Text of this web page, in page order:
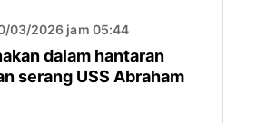
03/2026 jam 05:44
dalam hantaran
serang USS Abraham